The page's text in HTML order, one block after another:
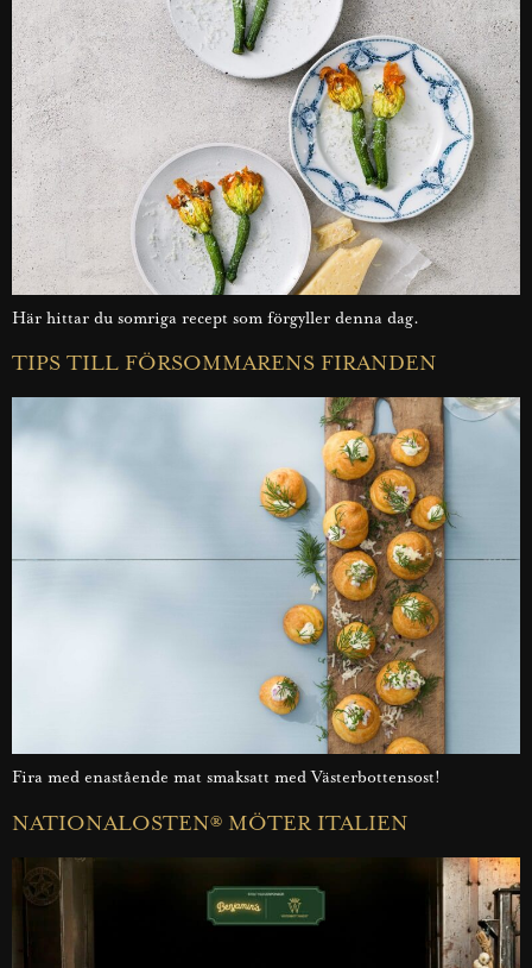
Här hittar du somriga recept som förgyller denna dag.
TIPS TILL FÖRSOMMARENS FIRANDEN
Fira med enastående mat smaksatt med Västerbottensost!
NATIONALOSTEN® MÖTER ITALIEN